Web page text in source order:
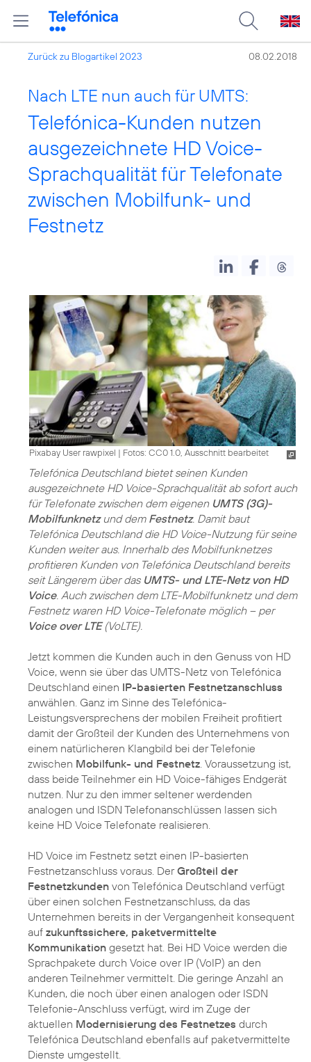
Zurück zu Blogartikel 2023 08.02.2018
Nach LTE nun auch für UMTS:
Telefónica-Kunden nutzen
ausgezeichnete HD Voice-
Sprachqualität für Telefonate
zwischen Mobilfunk- und
Festnetz
Pixabay User rawpixel | Fotos: CC0 1.0, Ausschnitt bearbeitet
Telefónica Deutschland bietet seinen Kunden
ausgezeichnete HD Voice-Sprachqualität ab sofort auch
für Telefonate zwischen dem eigenen UMTS (3G)-
Mobilfunknetzund dem Festnetz. Damit baut
Telefónica Deutschland die HD Voice-Nutzung für seine
Kunden weiter aus. Innerhalb des Mobilfunknetzes
profitieren Kunden von Telefónica Deutschland bereits
seit Längerem über das UMTS- und LTE-Netz von HD
Voice. Auch zwischen dem LTE-Mobilfunknetz und dem
Festnetz waren HD Voice-Telefonate möglich – per
Voice over LTE(VoLTE).
Jetzt kommen die Kunden auch in den Genuss von HD
Voice, wenn sie über das UMTS-Netz von Telefónica
Deutschland einen IP-basierten Festnetzanschluss
anwählen. Ganz im Sinne des Telefónica-
Leistungsversprechens der mobilen Freiheit profitiert
damit der Großteil der Kunden des Unternehmens von
einem natürlicheren Klangbild bei der Telefonie
zwischen Mobilfunk- und Festnetz . Voraussetzung ist,
dass beide Teilnehmer ein HD Voice-fähiges Endgerät
nutzen. Nur zu den immer seltener werdenden
analogen und ISDN Telefonanschlüssen lassen sich
keine HD Voice Telefonate realisieren.
HD Voice im Festnetz setzt einen IP-basierten
Festnetzanschluss voraus. DerGroßteil der
Festnetzkunden von Telefónica Deutschland verfügt
über einen solchen Festnetzanschluss, da das
Unternehmen bereits in der Vergangenheit konsequent
auf zukunftssichere, paketvermittelte
Kommunikation gesetzt hat. Bei HD Voice werden die
Sprachpakete durch Voice over IP (VoIP) an den
anderen Teilnehmer vermittelt. Die geringe Anzahl an
Kunden, die noch über einen analogen oder ISDN
Telefonie-Anschluss verfügt, wird im Zuge der
aktuellen Modernisierung des Festnetzes durch
Telefónica Deutschland ebenfalls auf paketvermittelte
Dienste umgestellt.